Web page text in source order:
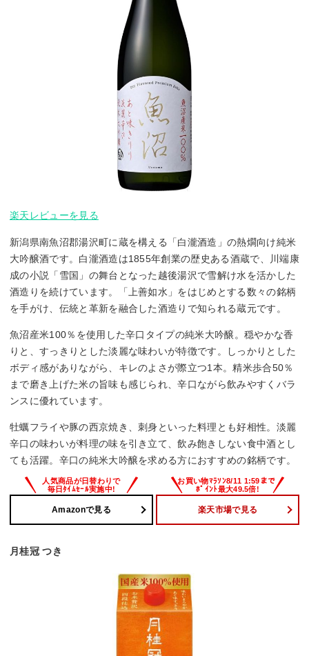
楽天レビューを見る
新潟県南魚沼郡湯沢町に蔵を構える「白瀧酒造」の熱燗向け純米
大吟醸酒です。白瀧酒造は1855年創業の歴史ある酒蔵で、川端康
成の小説「雪国」の舞台となった越後湯沢で雪解け水を活かした
酒造りを続けています。「上善如水」をはじめとする数々の銘柄
を手がけ、伝統と革新を融合した酒造りで知られる蔵元です。
魚沼産米100％を使用した辛口タイプの純米大吟醸。穏やかな香
りと、すっきりとした淡麗な味わいが特徴です。しっかりとした
ボディ感がありながら、キレのよさが際立つ1本。精米歩合50％
まで磨き上げた米の旨味も感じられ、辛口ながら飲みやすくバラ
ンスに優れています。
牡蠣フライや豚の西京焼き、刺身といった料理とも好相性。淡麗
辛口の味わいが料理の味を引き立て、飲み飽きしない食中酒とし
ても活躍。辛口の純米大吟醸を求める方におすすめの銘柄です。
Amazonで見る 楽天市場で見る
月桂冠 つき